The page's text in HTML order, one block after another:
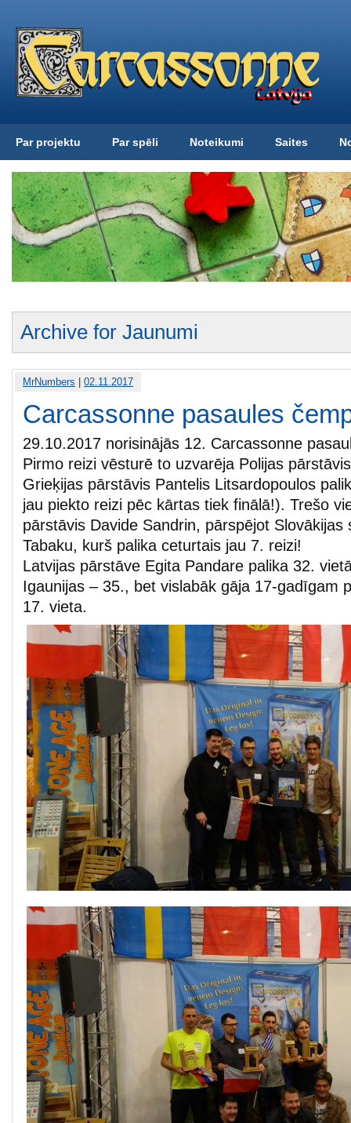
Par projektu Par spēli Noteikumi Saites
Archive for Jaunumi
MrNumbers 02.11.2017
Carcassonne pasaules
29.10.2017 norisinājās 12. Carcassonne
Pirmo reizi vēsturē to uzvarēja Polijas
Grieķijas pārstāvis Pantelis Litsardopoulos
jau piekto reizi pēc kārtas tiek finālā!). Trešo
pārstāvis Davide Sandrin, pārspējot Slovākijas
Tabaku, kurš palika ceturtais jau 7. reizi!
Latvijas pārstāve Egita Pandare palika 32.
Igaunijas – 35., bet vislabāk gāja 17-gadīgam
17. vieta.